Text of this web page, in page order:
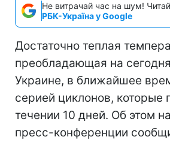
Не витрачай час на шум! Читай
РБК-Україна у Google
Достаточно теплая
преобладающая на
Украине, в ближайшее
серией циклонов, которые
течении 10 дней. Об этом
пресс-конференции